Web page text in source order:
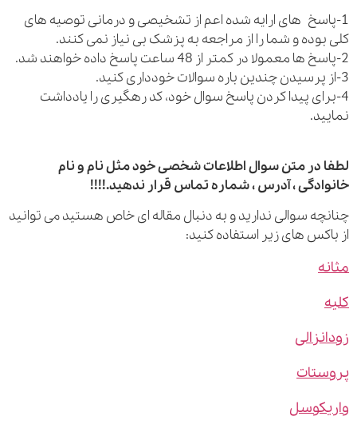
های ارایه شده اعم از تشخیصی و درمانی توصیه های
و شما را از مراجعه به پزشک بی نیاز نمی کنند.
پیدا کردن پاسخ سوال خود، کد رهگیری را یادداشت
در متن سوال اطلاعات شخصی خود مثل نام و نام
، آدرس ، شماره تماس قرار ندهید.!!!!
سوالی ندارید و به دنبال مقاله ای خاص هستید می توانید
های زیر استفاده کنید: